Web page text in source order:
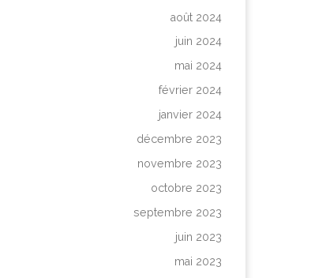
août 2024
juin 2024
mai 2024
février 2024
janvier 2024
décembre 2023
novembre 2023
octobre 2023
septembre 2023
juin 2023
mai 2023